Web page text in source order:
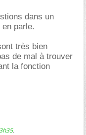
dans un
parle.
très bien
de mal à trouver
la fonction
.